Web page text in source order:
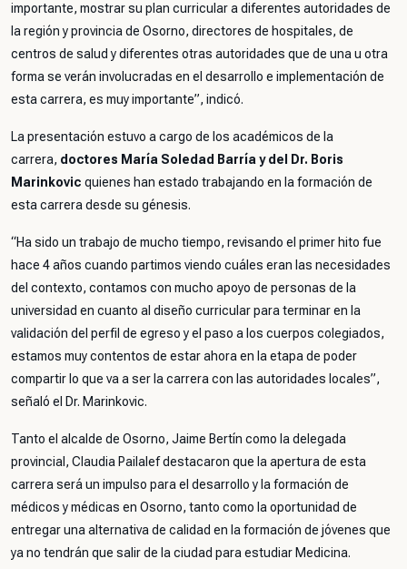
importante, mostrar su plan curricular a diferentes autoridades de
la región y provincia de Osorno, directores de hospitales, de
centros de salud y diferentes otras autoridades que de una u otra
forma se verán involucradas en el desarrollo e implementación de
esta carrera, es muy importante”, indicó.
La presentación estuvo a cargo de los académicos de la
carrera, doctores María Soledad Barría y del Dr. Boris
Marinkovic quienes han estado trabajando en la formación de
esta carrera desde su génesis.
“Ha sido un trabajo de mucho tiempo, revisando el primer hito fue
hace 4 años cuando partimos viendo cuáles eran las necesidades
del contexto, contamos con mucho apoyo de personas de la
universidad en cuanto al diseño curricular para terminar en la
validación del perfil de egreso y el paso a los cuerpos colegiados,
estamos muy contentos de estar ahora en la etapa de poder
compartir lo que va a ser la carrera con las autoridades locales”,
señaló el Dr. Marinkovic.
Tanto el alcalde de Osorno, Jaime Bertín como la delegada
provincial, Claudia Pailalef destacaron que la apertura de esta
carrera será un impulso para el desarrollo y la formación de
médicos y médicas en Osorno, tanto como la oportunidad de
entregar una alternativa de calidad en la formación de jóvenes que
ya no tendrán que salir de la ciudad para estudiar Medicina.